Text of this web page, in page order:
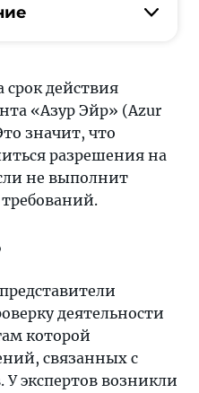
срок действия
«Азур Эйр» (Azur
значит, что
разрешения на
не выполнит
деятельности
которой
связанных с
У экспертов возникли